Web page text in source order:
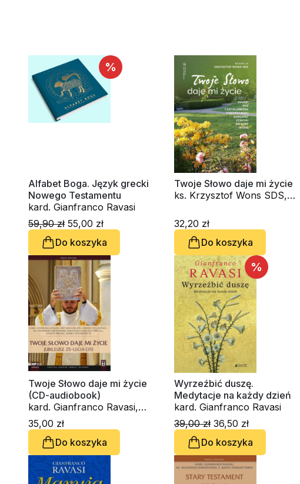
%
Alfabet Boga. Język grecki
Nowego Testamentu
kard. Gianfranco Ravasi
59,90 zł 55,00 zł
Do koszyka
Twoje Słowo daje mi życie
ks. Krzysztof Wons SDS,
kardynał Grzegorz Ryś, o.
Raniero Cantalamessa OFM
Cap., ks. Waldemar
Chrostowski, Innocenzo
Gargano OSBCam., Amedeo
Cencini FdCC, Danuta
Piekarz
32,20 zł
Do koszyka
Twoje Słowo daje mi życie
(CD-audiobook)
kard. Gianfranco Ravasi,
kardynał Grzegorz Ryś,
Amedeo Cencini FdCC, ks.
Waldemar Chrostowski,
Innocenzo Gargano
OSBCam., Danuta Piekarz,
Marko Ivan Rupnik SJ
35,00 zł
Do koszyka
%
Wyrzeźbić duszę.
Medytacje na każdy dzień
kard. Gianfranco Ravasi
39,00 zł 36,50 zł
Do koszyka